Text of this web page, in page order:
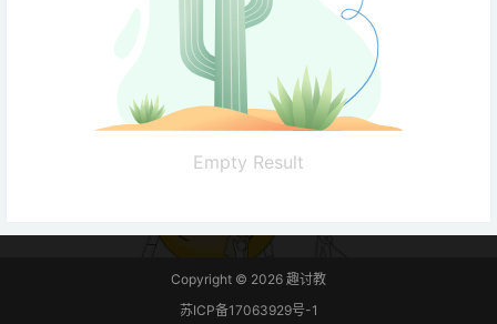
Empty Result
Copyright © 2026 趣讨教
苏ICP备17063929号-1